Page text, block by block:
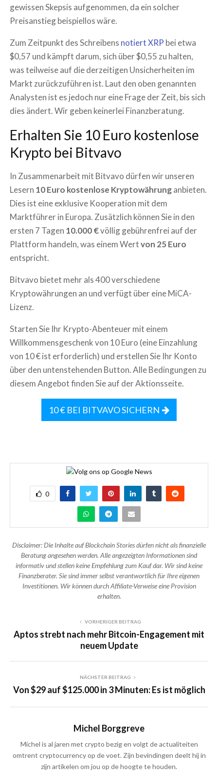
gewissen Skepsis aufgenommen, da ein solcher
Preisanstieg beispiellos wäre.
Zum Zeitpunkt des Schreibens notiert XRP bei etwa
$0,57 und kämpft darum, sich über $0,55 zu halten,
was teilweise auf die derzeitigen Unsicherheiten im
Markt zurückzuführen ist. Laut den oben genannten
Analysten ist es jedoch nur eine Frage der Zeit, bis sich
dies ändert. Wir geben keinerlei Finanzberatung.
Erhalten Sie 10 Euro kostenlose
Krypto bei Bitvavo
In Zusammenarbeit mit Bitvavo dürfen wir unseren
Lesern 10 Euro kostenlose Kryptowährunganbieten.
Dies ist eine exklusive Kooperation mit dem
Marktführer in Europa. Zusätzlich können Sie in den
ersten 7 Tagen 10.000 €völlig gebührenfrei auf der
Plattform handeln, was einem Wertvon 25 Euro
entspricht.
Bitvavo bietet mehr als 400 verschiedene
Kryptowährungen an und verfügt über eine MiCA-
Lizenz.
Starten Sie Ihr Krypto-Abenteuer mit einem
Willkommensgeschenk von 10 Euro (eine Einzahlung
von 10 € ist erforderlich) und erstellen Sie Ihr Konto
über den untenstehenden Button. Alle Bedingungen zu
diesem Angebot finden Sie auf der Aktionsseite.
10 € BEI BITVAVO SICHERN
0
Disclaimer: Die Inhalte auf Blockchain Stories dürfen nicht als finanzielle
Beratung angesehen werden. Alle angezeigten Informationen sind
informativ und stellen keine Empfehlung zum Kauf dar. Wir sind keine
Finanzberater. Sie sind immer selbst verantwortlich für Ihre eigenen
Investitionen. Wir können durch Affiliate-Verweise eine Provision
erhalten.
VORHERIGER BEITRAG
Aptos strebt nach mehr Bitcoin-Engagement mit
neuem Update
NÄCHSTER BEITRAG
Von $29 auf $125.000 in 3 Minuten: Es ist möglich
Michel Borggreve
Michel is al jaren met crypto bezig en volgt de actualiteiten
omtrent cryptocurrency op de voet. Zijn bevindingen deelt hij in
zijn artikelen om jou op de hoogte te houden.